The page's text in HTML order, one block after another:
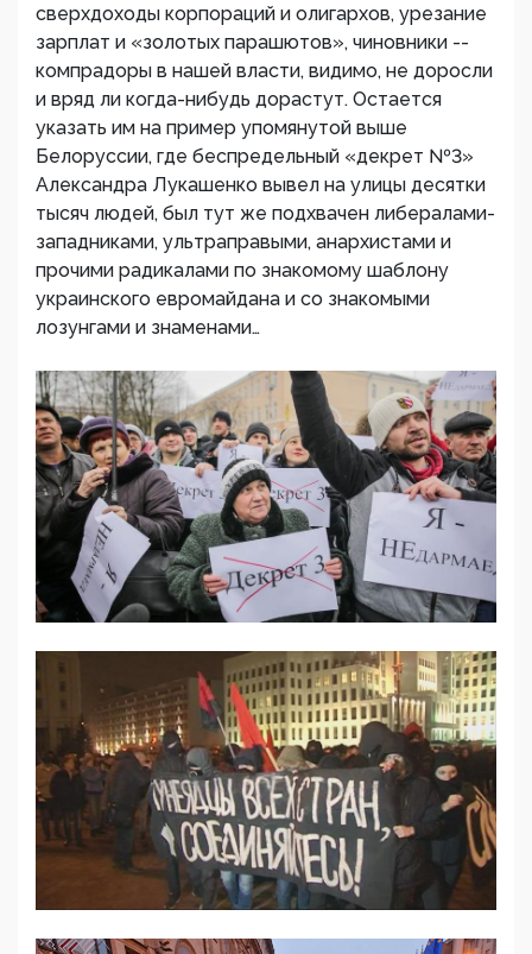
сверхдоходы корпораций и олигархов, урезание
зарплат и «золотых парашютов», чиновники --
компрадоры в нашей власти, видимо, не доросли
и вряд ли когда-нибудь дорастут. Остается
указать им на пример упомянутой выше
Белоруссии, где беспредельный «декрет №3»
Александра Лукашенко вывел на улицы десятки
тысяч людей, был тут же подхвачен либералами-
западниками, ультраправыми, анархистами и
прочими радикалами по знакомому шаблону
украинского евромайдана и со знакомыми
лозунгами и знаменами…